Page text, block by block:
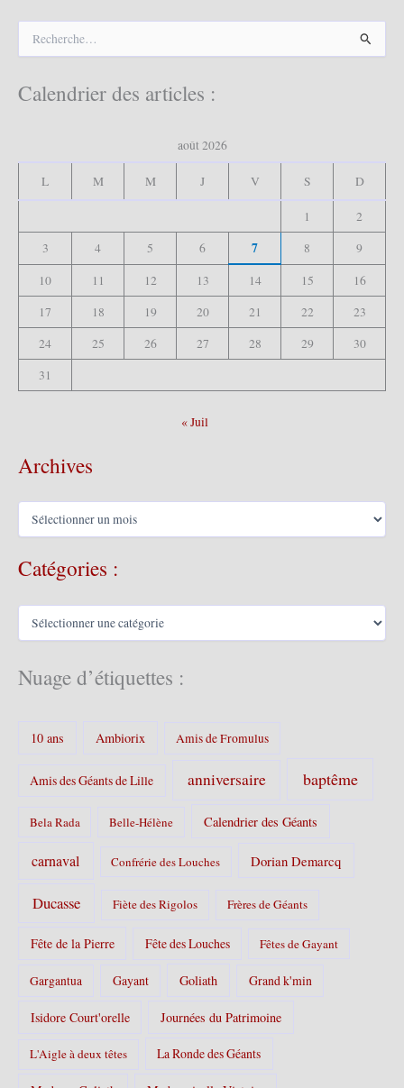
h
e
Calendrier des articles :
août 2026
L M M J V S D
1
2
3
4 5 6 7 8
9
10
11 12 13 14 15
16
17
18 19 20 21 22
23
24
25 26 27 28 29
30
31
« Juil
Archives
h
s
Catégories :
C
g
Nuage d’étiquettes :
10 ans Ambiorix Amis de Fromulus
Amis des Géants de Lille anniversaire baptême
Bela Rada Belle-Hélène Calendrier des Géants
carnaval Confrérie des Louches Dorian Demarcq
Ducasse Fiète des Rigolos Frères de Géants
Fête de la Pierre Fête des Louches Fêtes de Gayant
Gargantua Gayant Goliath Grand k'min
Isidore Court'orelle Journées du Patrimoine
L'Aigle à deux têtes La Ronde des Géants